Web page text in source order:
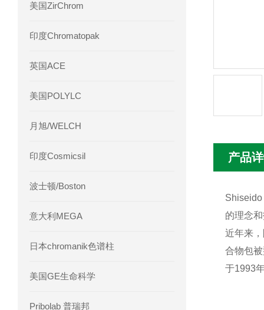
美国ZirChrom
印度Chromatopak
英国ACE
美国POLYLC
月旭/WELCH
印度Cosmicsil
波士顿/Boston
意大利MEGA
日本chromanik色谱柱
美国GE生命科学
Pribolab 普瑞邦
产品
的理念
近年来
合物包
于1993